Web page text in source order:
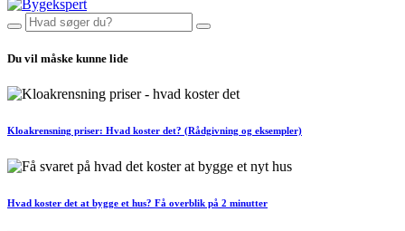
Du vil måske kunne lide
Kloakrensning priser: Hvad koster det? (Rådgivning og eksempler)
Hvad koster det at bygge et hus? Få overblik på 2 minutter